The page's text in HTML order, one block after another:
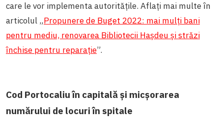
care le vor implementa autoritățile. Aflați mai multe în
articolul „Propunere de Buget 2022: mai mulți bani
pentru mediu, renovarea Bibliotecii Hașdeu și străzi
închise pentru reparație”.
Cod Portocaliu în capitală și micșorarea
numărului de locuri în spitale